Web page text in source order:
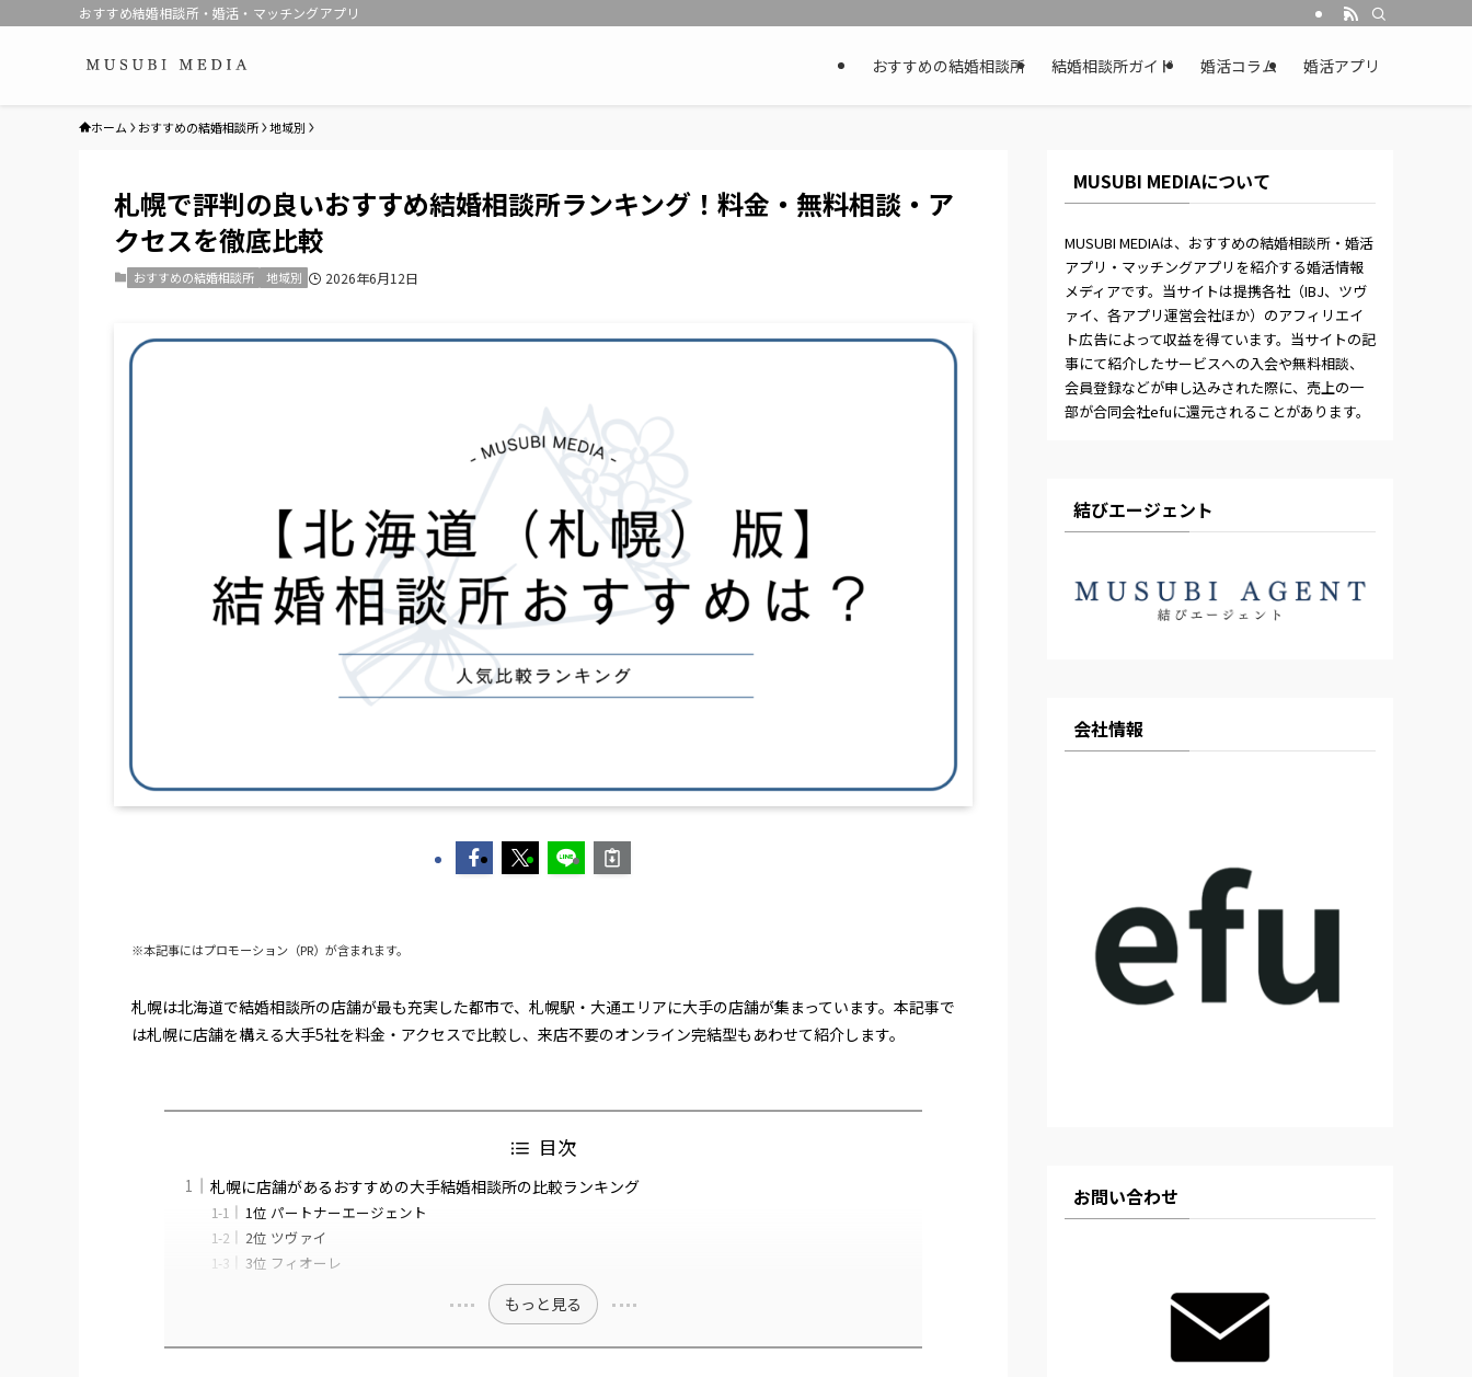
おすすめ結婚相談所・婚活・マッチングアプリ
おすすめの結婚相談所 結婚相談所ガイド 婚活コラム 婚活アプリ
ホーム おすすめの結婚相談所 地域別
札幌で評判の良いおすすめ結婚相談所ランキング！料金・無料相談・ア
クセスを徹底比較
おすすめの結婚相談所 地域別 2026年6月12日
※本記事にはプロモーション（PR）が含まれます。
札幌は北海道で結婚相談所の店舗が最も充実した都市で、札幌駅・大通エリアに大手の店舗が集まっています。本記事で
は札幌に店舗を構える大手5社を料金・アクセスで比較し、来店不要のオンライン完結型もあわせて紹介します。
目次
札幌に店舗があるおすすめの大手結婚相談所の比較ランキング
1位 パートナーエージェント
2位 ツヴァイ
3位 フィオーレ
もっと見る
MUSUBI MEDIAについて
MUSUBI MEDIAは、おすすめの結婚相談所・婚活
アプリ・マッチングアプリを紹介する婚活情報
メディアです。当サイトは提携各社（IBJ、ツヴ
ァイ、各アプリ運営会社ほか）のアフィリエイ
ト広告によって収益を得ています。当サイトの記
事にて紹介したサービスへの入会や無料相談、
会員登録などが申し込みされた際に、売上の一
部が合同会社efuに還元されることがあります。
結びエージェント
会社情報
お問い合わせ